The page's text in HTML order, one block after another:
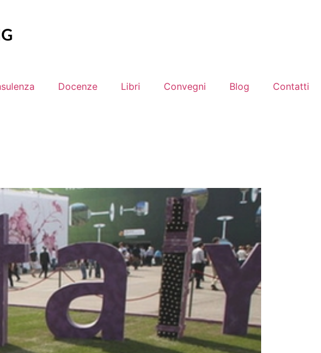
Docenze Libri Convegni Blog Contatti